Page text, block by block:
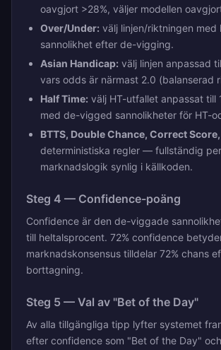
oavgjort >28%, väljer modellen
Over/Under: välj linjen/riktningen med
sannolikhet efter de-vigging.
Asian Handicap: välj linjen anpassad
vars odds är närmast 2.0 (balanserad
Half Time: välj HT-utfallet anpassat till
med de-vigged sannolikheter för HT-
BTTS, Double Chance, Correct
deterministiska regler — fullständig
marknadslogik synlig i källkoden.
Steg 4 — Confidence-poäng
Confidence är den de-viggade
till heltalsprocent. 72% confidence
marknadskonsensus tilldelar 72% chans
borttagning.
Steg 5 — Val av "Bet of the Day"
Av alla tillgängliga tipp lyfter systemet
efter confidence som "Bet of the Day"